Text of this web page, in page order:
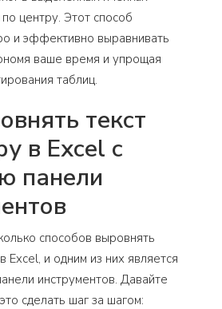
центру. Этот способ
и эффективно выравнивать
ваше время и упрощая
таблиц.
текст
в Excel с
панели
способов выровнять
Excel, и одним из них является
инструментов. Давайте
сделать шаг за шагом: